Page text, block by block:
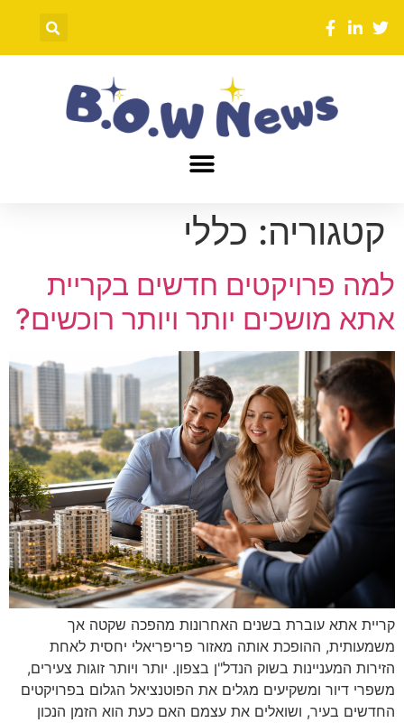
קטגוריה: כללי
למה פרויקטים חדשים בקריית
אתא מושכים יותר ויותר רוכשים?
קריית אתא עוברת בשנים האחרונות מהפכה שקטה אך
משמעותית, ההופכת אותה מאזור פריפריאלי יחסית לאחת
הזירות המעניינות בשוק הנדל"ן בצפון. יותר ויותר זוגות צעירים,
משפרי דיור ומשקיעים מגלים את הפוטנציאל הגלום בפרויקטים
החדשים בעיר, ושואלים את עצמם האם כעת הוא הזמן הנכון